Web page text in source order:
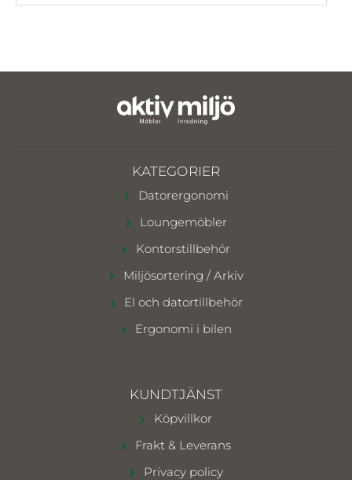
KATEGORIER
Datorergonomi
Loungemöbler
Kontorstillbehör
Miljösortering / Arkiv
El och datortillbehör
Ergonomi i bilen
KUNDTJÄNST
Köpvillkor
Frakt & Leverans
Privacy policy